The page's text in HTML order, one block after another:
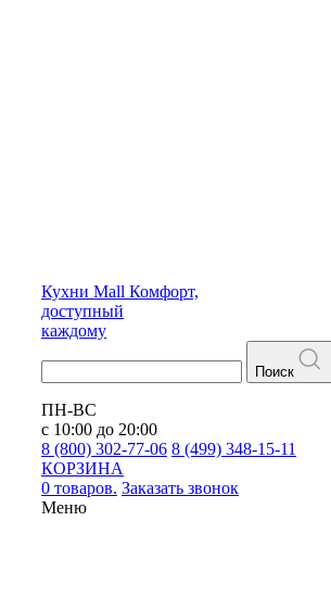
Кухни Mall Комфорт,
доступный
каждому
Поиск
ПН-ВС
с 10:00 до 20:00
8 (800) 302-77-06 8 (499) 348-15-11
КОРЗИНА
0 товаров. Заказать звонок
Меню